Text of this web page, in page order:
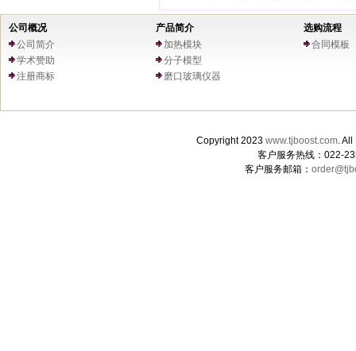
公司概况
公司简介
学术赞助
注册商标
产品简介
加热模块
分子模型
磨口玻璃仪器
选购流程
合同模板
Copyright 2023 www.tjboost.com.
客户服务热线：022-
客户服务邮箱：